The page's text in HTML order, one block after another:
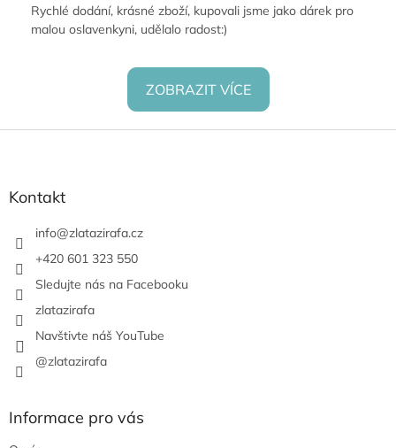
Rychlé dodání, krásné zboží, kupovali jsme jako dárek pro
malou oslavenkyni, udělalo radost:)
ZOBRAZIT VÍCE
Z
Kontakt
info@zlatazirafa.cz
+420 601 323 550
Sledujte nás na Facebooku
zlatazirafa
Navštivte náš YouTube
@zlatazirafa
Informace pro vás